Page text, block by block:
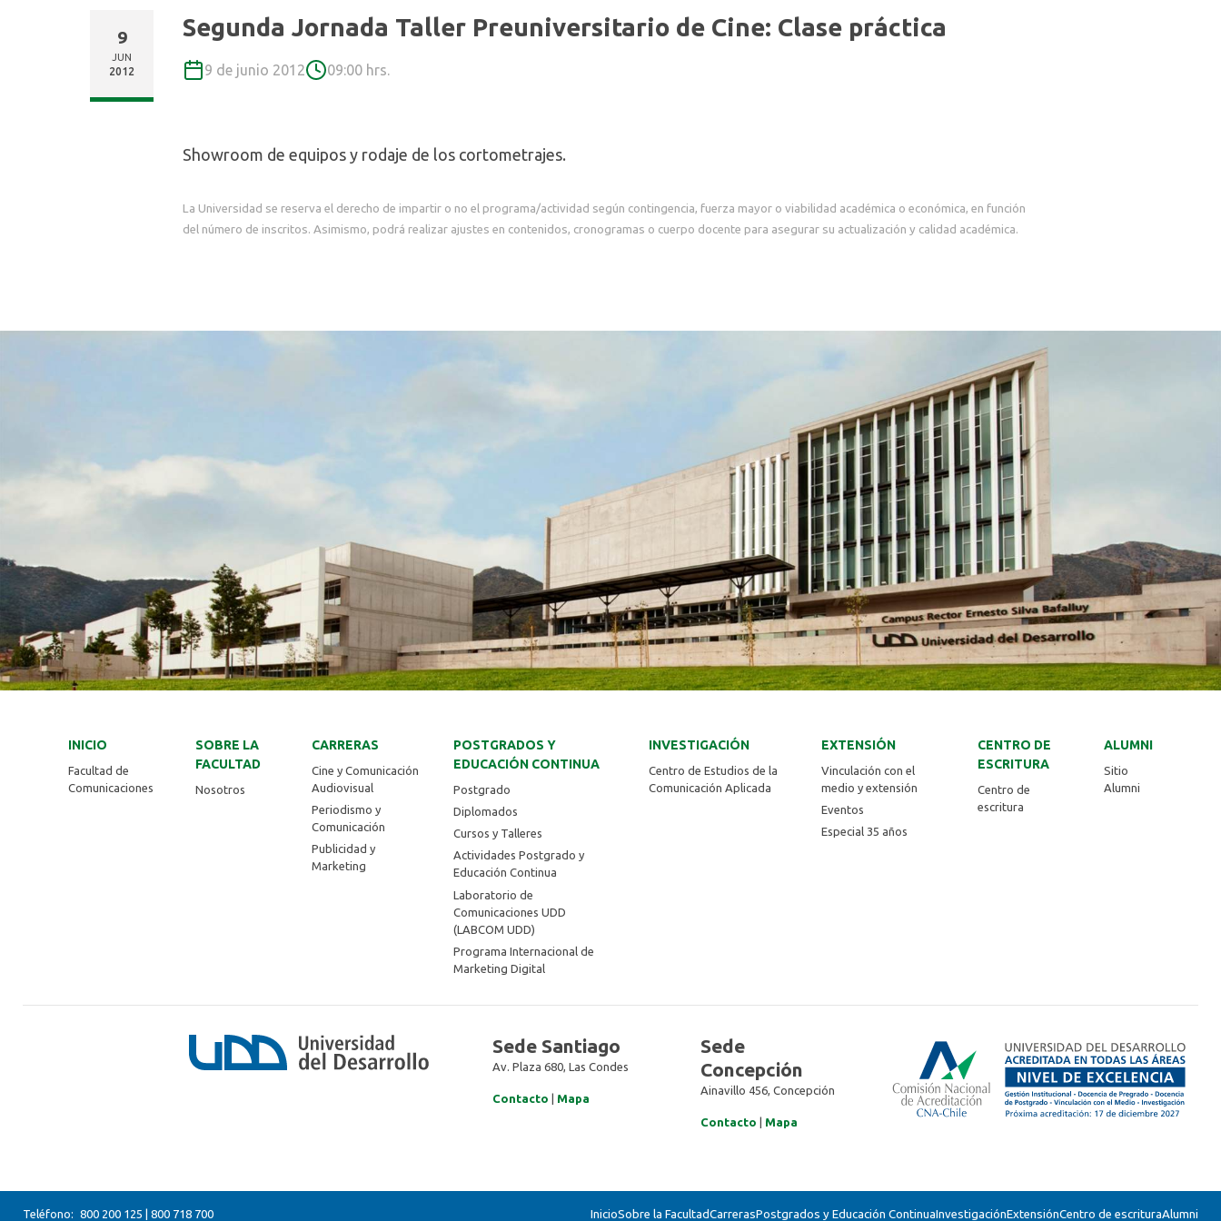
Segunda Jornada Taller Preuniversitario de Cine: Clase práctica
9 de junio 2012 09:00 hrs.
9
JUN
2012
Showroom de equipos y rodaje de los cortometrajes.
La Universidad se reserva el derecho de impartir o no el programa/actividad según contingencia, fuerza mayor o viabilidad académica o económica, en función
del número de inscritos. Asimismo, podrá realizar ajustes en contenidos, cronogramas o cuerpo docente para asegurar su actualización y calidad académica.
INICIO
Facultad de
Comunicaciones
SOBRE LA
FACULTAD
Nosotros
CARRERAS
Cine y Comunicación
Audiovisual
Periodismo y
Comunicación
Publicidad y
Marketing
POSTGRADOS Y
EDUCACIÓN CONTINUA
Postgrado
Diplomados
Cursos y Talleres
Actividades Postgrado y
Educación Continua
Laboratorio de
Comunicaciones UDD
(LABCOM UDD)
Programa Internacional de
Marketing Digital
INVESTIGACIÓN
Centro de Estudios de la
Comunicación Aplicada
EXTENSIÓN
Vinculación con el
medio y extensión
Eventos
Especial 35 años
CENTRO DE
ESCRITURA
Centro de
escritura
ALUMNI
Sitio
Alumni
Sede Santiago
Av. Plaza 680, Las Condes
Contacto Mapa
Sede
Concepción
Ainavillo 456, Concepción
Contacto Mapa
Teléfono: 800 200 125 800 718 700 InicioSobre la FacultadCarrerasPostgrados y Educación ContinuaInvestigaciónExtensiónCentro de escrituraAlumni